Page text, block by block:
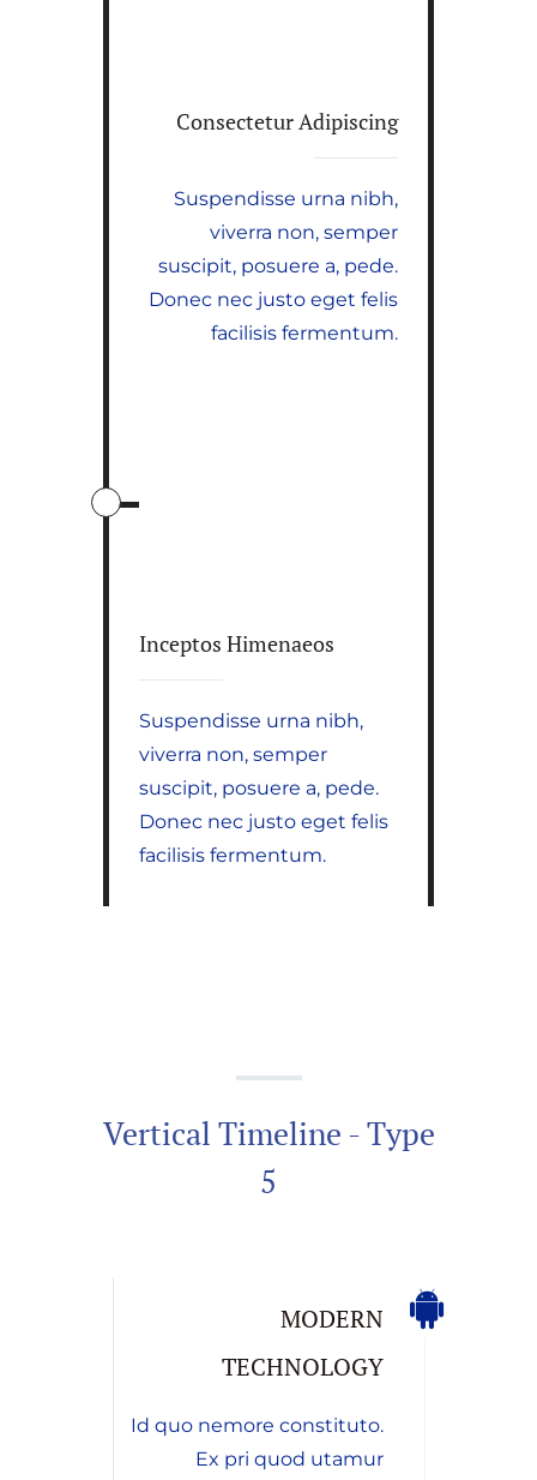
Consectetur Adipiscing
Suspendisse urna nibh,
viverra non, semper
suscipit, posuere a, pede.
Donec nec justo eget felis
facilisis fermentum.
Inceptos Himenaeos
Suspendisse urna nibh,
viverra non, semper
suscipit, posuere a, pede.
Donec nec justo eget felis
facilisis fermentum.
Vertical Timeline - Type
5
MODERN
TECHNOLOGY
Id quo nemore constituto.
Ex pri quod utamur